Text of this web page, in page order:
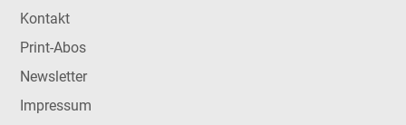
Kontakt
Print-Abos
Newsletter
Impressum